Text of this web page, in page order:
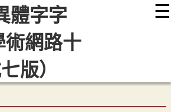
☰
題 編輯說明
網站導覽